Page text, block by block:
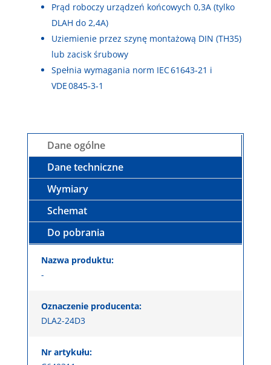
Prąd roboczy urządzeń końcowych 0,3A (tylko
DLAH do 2,4A)
Uziemienie przez szynę montażową DIN (TH35)
lub zacisk śrubowy
Spełnia wymagania norm IEC 61643‑21 i
VDE 0845‑3‑1
Dane ogólne
Dane techniczne
Wymiary
Schemat
Do pobrania
Nazwa produktu:
-
Oznaczenie producenta:
DLA2-24D3
Nr artykułu: